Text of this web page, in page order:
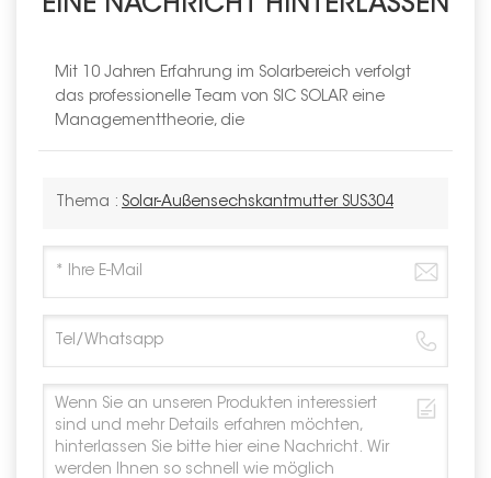
EINE NACHRICHT HINTERLASSEN
Mit 10 Jahren Erfahrung im Solarbereich verfolgt
das professionelle Team von SIC SOLAR eine
Managementtheorie, die
Thema : Solar-Außensechskantmutter SUS304